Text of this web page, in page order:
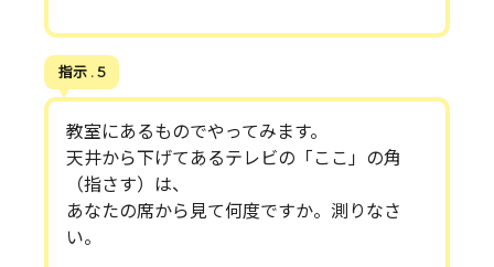
指示 . 5
教室にあるものでやってみます。
天井から下げてあるテレビの「ここ」の角
（指さす）は、
あなたの席から見て何度ですか。測りなさ
い。